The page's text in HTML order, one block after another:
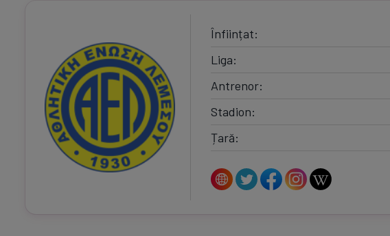
Înființat
Liga
Antrenor
Stadion
Țară